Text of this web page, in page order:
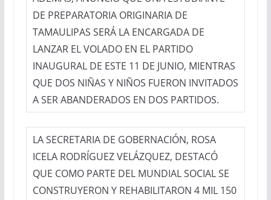
DE PREPARATORIA ORIGINARIA DE
TAMAULIPAS SERÁ LA ENCARGADA DE
LANZAR EL VOLADO EN EL PARTIDO
INAUGURAL DE ESTE 11 DE JUNIO, MIENTRAS
QUE DOS NIÑAS Y NIÑOS FUERON INVITADOS
A SER ABANDERADOS EN DOS PARTIDOS.
LA SECRETARIA DE GOBERNACIÓN, ROSA
ICELA RODRÍGUEZ VELÁZQUEZ, DESTACÓ
QUE COMO PARTE DEL MUNDIAL SOCIAL SE
CONSTRUYERON Y REHABILITARON 4 MIL 150